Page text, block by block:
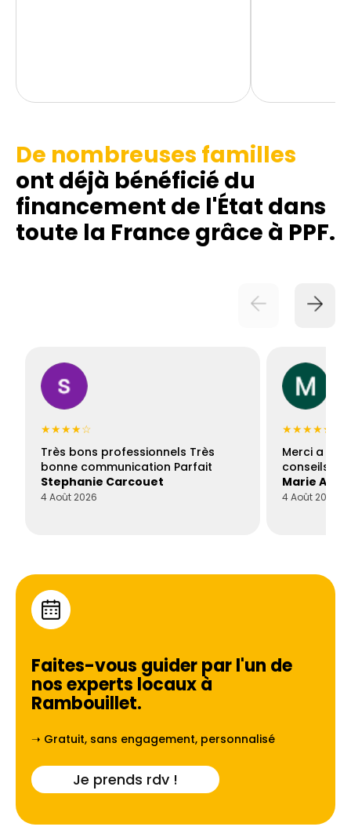
De nombreuses familles
ont déjà bénéficié du
financement de l'État dans
toute la France grâce à PPF.
★★★★☆
Très bons professionnels Très
bonne communication Parfait
Stephanie Carcouet
4 Août 2026
★★★★★
Merci a
conseils
Marie
4 Août 2026
Faites-vous guider par l'un de
nos experts locaux à
Rambouillet.
➝ Gratuit, sans engagement, personnalisé
Je prends rdv !